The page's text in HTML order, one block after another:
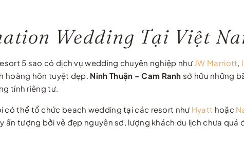
Wedding Tại Việt
5 sao có dịch vụ wedding chuyên nghiệp như JW Marriott
hoàng hôn tuyệt đẹp. Ninh Thuận – Cam Ranh sở hữu những
tính riêng tư.
có thể tổ chức beach wedding tại các resort như Hyatt hoặc
ấn tượng bởi vẻ đẹp nguyên sơ, lượng khách du lịch chưa